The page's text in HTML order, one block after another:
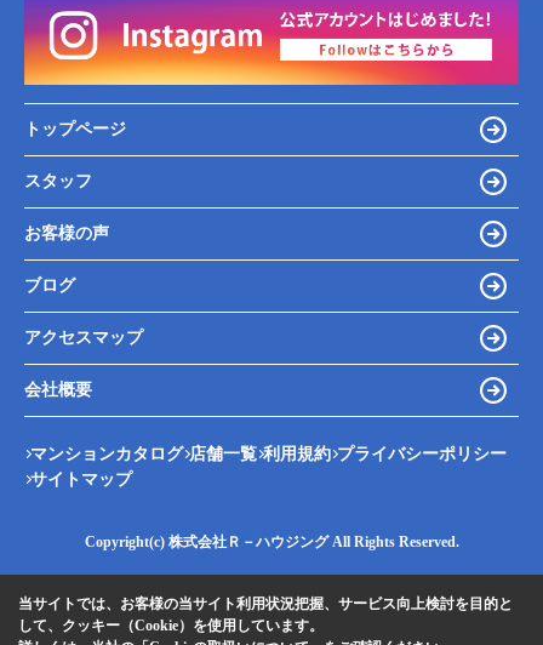
トップページ
スタッフ
お客様の声
ブログ
アクセスマップ
会社概要
マンションカタログ 店舗一覧 利用規約 プライバシーポリシー
サイトマップ
Copyright(c) 株式会社Ｒ－ハウジング All Rights Reserved.
当サイトでは、お客様の当サイト利用状況把握、サービス向上検討を目的と
して、クッキー（Cookie）を使用しています。